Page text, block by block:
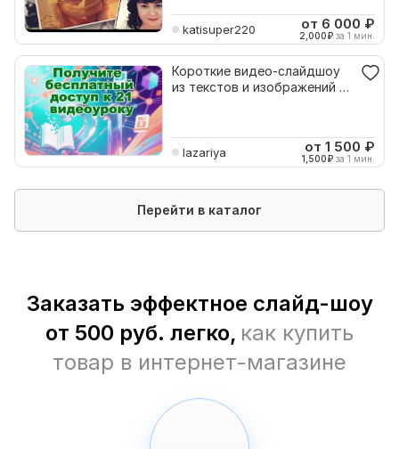
katisuper220 от 6 000 ₽
2,000₽ за 1 мин.
Короткие видео-слайдшоу
из текстов и изображений на
lazariya от 1 500 ₽
1,500₽ за 1 мин.
Перейти в каталог
Заказать эффектное слайд-шоу
от 500 руб. легко, как купить
товар в интернет-магазине